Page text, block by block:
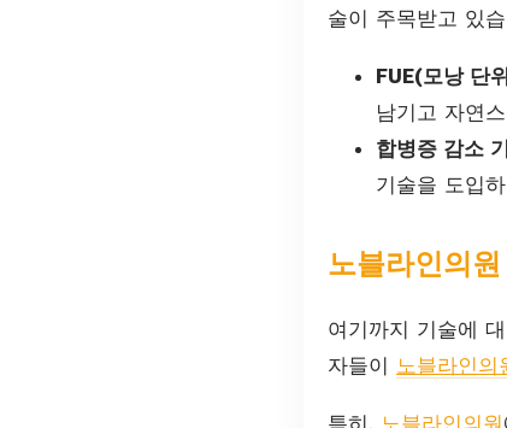
술이 주목받고 있
FUE(모낭 단
남기고 자연
합병증 감소
기술을 도입
노블라인의
여기까지 기술에
자들이 노블라인의
특히, 노블라인의원